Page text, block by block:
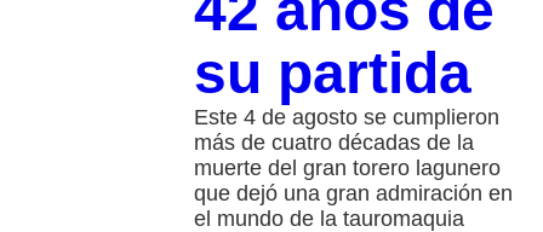
su partida
Este 4 de agosto se cumplieron
más de cuatro décadas de la
muerte del gran torero lagunero
que dejó una gran admiración en
el mundo de la tauromaquia